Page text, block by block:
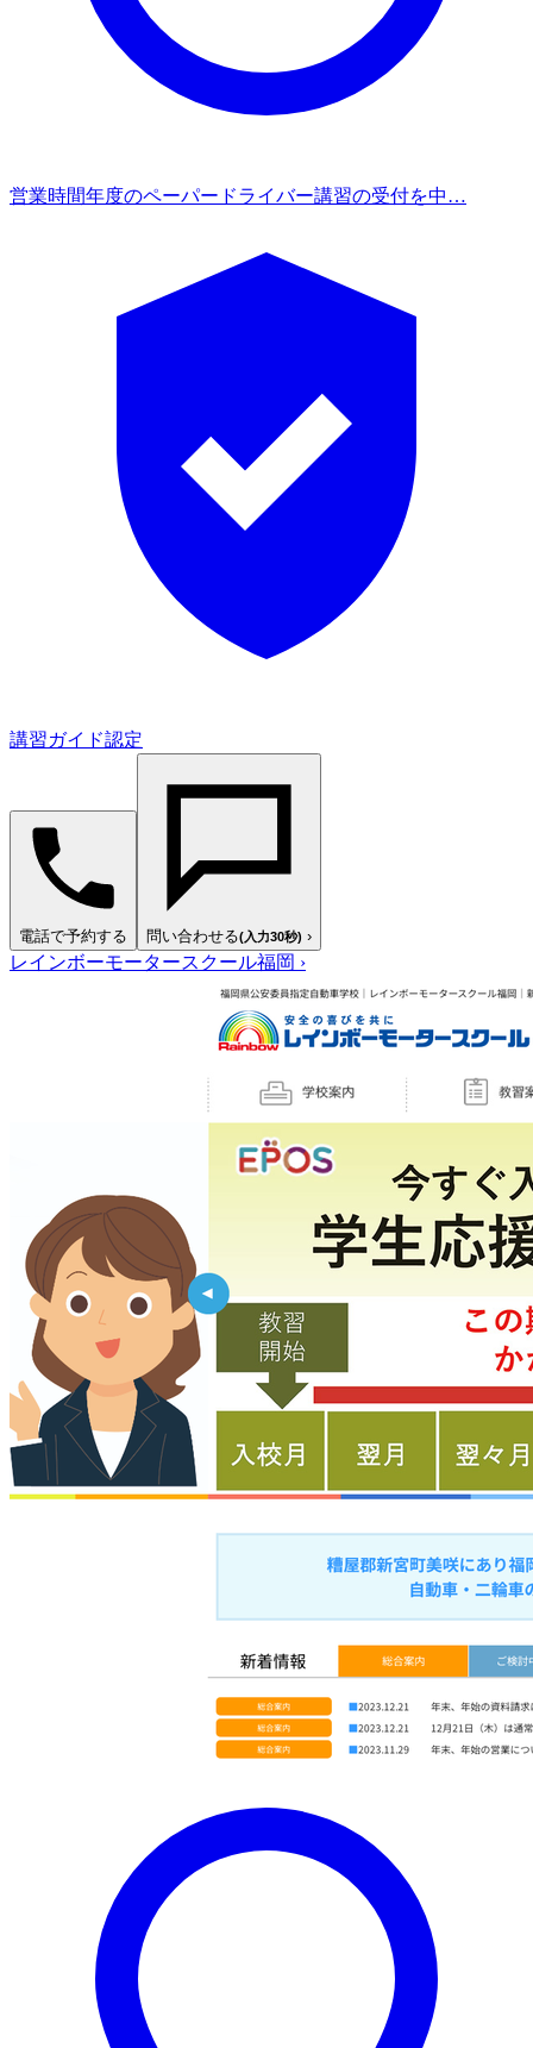
営業時間年度のペーパードライバー講習の受付を中…
講習ガイド認定
電話で予約する 問い合わせる(入力30秒) ›
レインボーモータースクール福岡 ›